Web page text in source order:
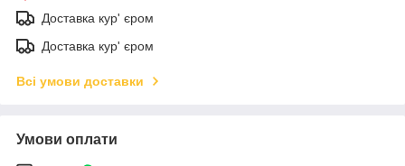
Доставка кур' єром
Доставка кур' єром
Всі умови доставки
Умови оплати